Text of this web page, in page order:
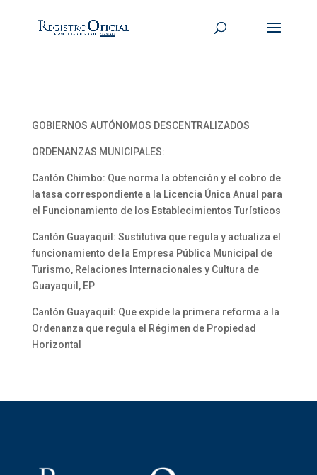
GOBIERNOS AUTÓNOMOS DESCENTRALIZADOS
ORDENANZAS MUNICIPALES:
Cantón Chimbo: Que norma la obtención y el cobro de
la tasa correspondiente a la Licencia Única Anual para
el Funcionamiento de los Establecimientos Turísticos
Cantón Guayaquil: Sustitutiva que regula y actualiza el
funcionamiento de la Empresa Pública Municipal de
Turismo, Relaciones Internacionales y Cultura de
Guayaquil, EP
Cantón Guayaquil: Que expide la primera reforma a la
Ordenanza que regula el Régimen de Propiedad
Horizontal